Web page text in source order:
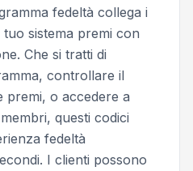
fedeltà collega i
sistema premi con
Che si tratti di
controllare il
premi, o accedere a
questi codici
fedeltà
I clienti possono